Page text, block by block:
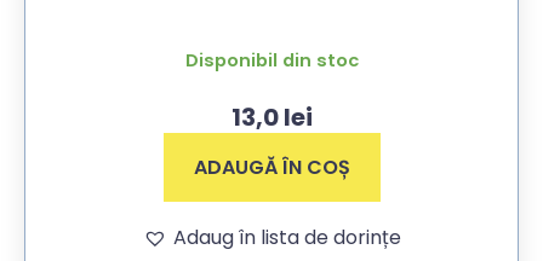
Disponibil din stoc
13,0lei
ADAUGĂ ÎN COȘ
Adaug în lista de dorințe